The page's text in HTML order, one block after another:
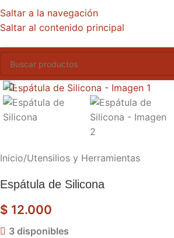
Saltar a la navegación
Saltar al contenido principal
Inicio/Utensilios y Herramientas
Espátula de Silicona
$ 12.000
3 disponibles